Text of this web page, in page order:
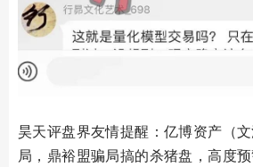
昊天评盘界友情提醒：亿博资产（
局，鼎裕盟骗局搞的杀猪盘，高度